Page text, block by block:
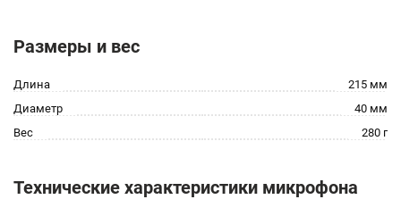
Размеры и вес
Длина
215 мм
Диаметр
40 мм
Вес
280 г
Технические характеристики микрофона